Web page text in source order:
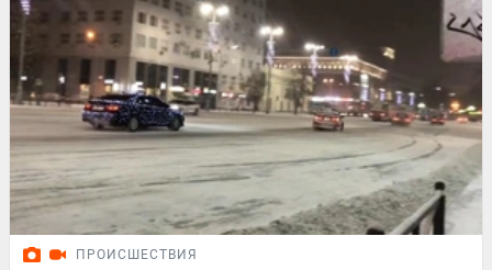
ПРОИСШЕСТВИЯ